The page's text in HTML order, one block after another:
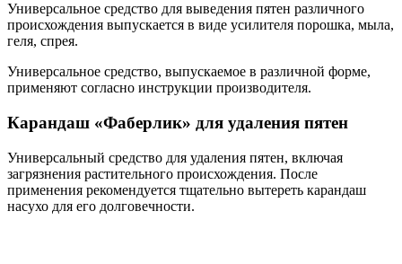
Универсальное средство для выведения пятен различного
происхождения выпускается в виде усилителя порошка, мыла,
геля, спрея.
Универсальное средство, выпускаемое в различной форме,
применяют согласно инструкции производителя.
Карандаш «Фаберлик» для удаления пятен
Универсальный средство для удаления пятен, включая
загрязнения растительного происхождения. После
применения рекомендуется тщательно вытереть карандаш
насухо для его долговечности.